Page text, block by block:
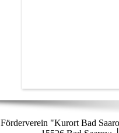
Förderverein "Kurort Bad